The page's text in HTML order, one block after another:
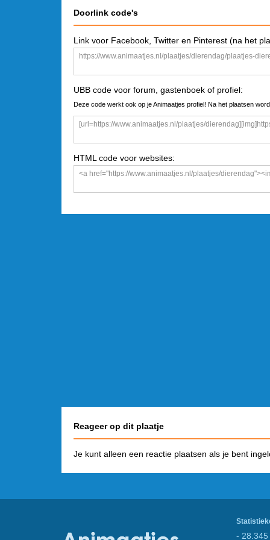
Doorlink code's
Link voor Facebook, Twitter en Pinterest (na het
UBB code voor forum, gastenboek of profiel:
Deze code werkt ook op je Animaatjes profiel! Na het plaatsen
HTML code voor websites:
Reageer op dit plaatje
Je kunt alleen een reactie plaatsen als je bent
-